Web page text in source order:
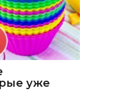
уже